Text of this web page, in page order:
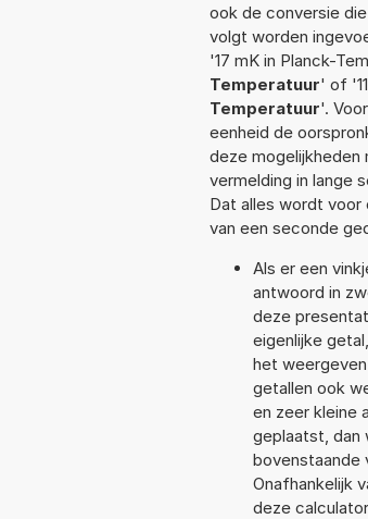
ook de conversie
volgt worden
'17 mK in Planck-
Temperatuur' of '11
Temperatuur'.
eenheid de
deze
vermelding in lange
Dat alles wordt
van een seconde
Als er een
antwoord in
deze
eigenlijke
het
getallen ook
en zeer kleine
geplaatst, dan
bovenstaande
Onafhankelijk
deze